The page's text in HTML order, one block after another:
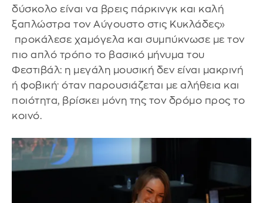
δύσκολο είναι να βρεις πάρκινγκ και καλή
ξαπλώστρα τον Αύγουστο στις Κυκλάδες»
προκάλεσε χαμόγελα και συμπύκνωσε με τον
πιο απλό τρόπο το βασικό μήνυμα του
Φεστιβάλ: η μεγάλη μουσική δεν είναι μακρινή
ή φοβική· όταν παρουσιάζεται με αλήθεια και
ποιότητα, βρίσκει μόνη της τον δρόμο προς το
κοινό.